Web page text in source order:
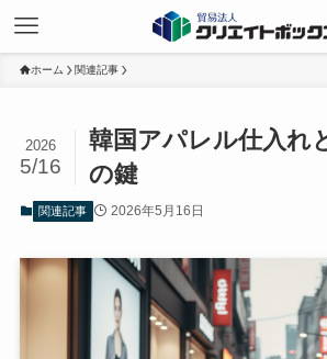
ホーム 関連記事
韓国アパレル仕入れ
の鍵
2026
5/16
関連記事 2026年5月16日